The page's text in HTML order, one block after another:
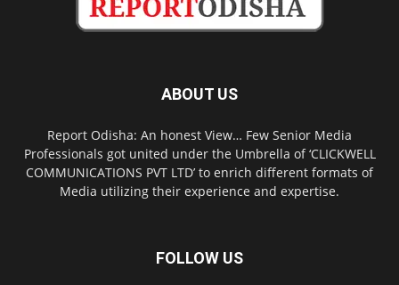
ABOUT US
Report Odisha: An honest View… Few Senior Media
Professionals got united under the Umbrella of ‘CLICKWELL
COMMUNICATIONS PVT LTD’ to enrich different formats of
Media utilizing their experience and expertise.
FOLLOW US